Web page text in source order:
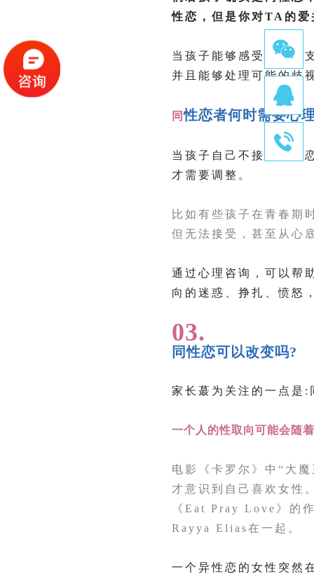
性恋，但是你对TA的爱
当孩子能够感受到你的
并且能够处理可能的歧
同性恋者何时需要心
当孩子自己不接受同性
才需要调整。
比如有些孩子在青春期
但无法接受，甚至从心
通过心理咨询，可以帮
向的迷惑、挣扎、愤怒
03.
同性恋可以改变吗?
家长蕞为关注的一点是
一个人的性取向可能会随
电影《卡罗尔》中“大
才意识到自己喜欢女性
《Eat Pray Love》的
Rayya Elias在一起。
一个异性恋的女性突然